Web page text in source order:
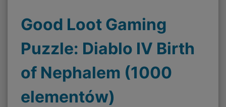
Good Loot Gaming
Puzzle: Diablo IV Birth
of Nephalem (1000
elementów)